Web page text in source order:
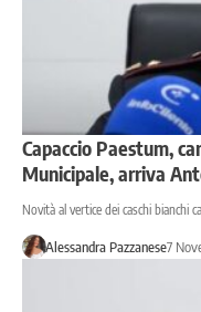
Capaccio Paestum,
Municipale, arriva
Novità al vertice dei caschi bianchi
Alessandra Pazzanese7